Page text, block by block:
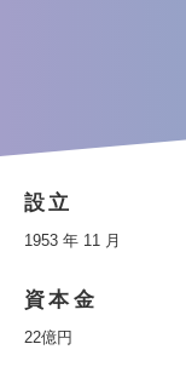
設立
1953 年 11 月
資本金
22億円